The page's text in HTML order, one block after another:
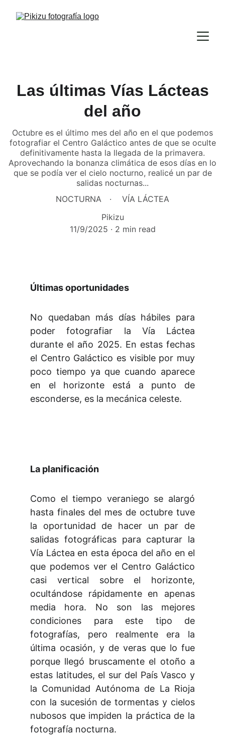
Las últimas Vías Lácteas
del año
Octubre es el último mes del año en el que podemos
fotografiar el Centro Galáctico antes de que se oculte
definitivamente hasta la llegada de la primavera.
Aprovechando la bonanza climática de esos días en lo
que se podía ver el cielo nocturno, realicé un par de
salidas nocturnas...
NOCTURNA
VÍA LÁCTEA
Pikizu
11/9/2025
2 min read
Últimas oportunidades
No quedaban más días hábiles para
poder fotografiar la Vía Láctea
durante el año 2025. En estas fechas
el Centro Galáctico es visible por muy
poco tiempo ya que cuando aparece
en el horizonte está a punto de
esconderse, es la mecánica celeste.
La planificación
Como el tiempo veraniego se alargó
hasta finales del mes de octubre tuve
la oportunidad de hacer un par de
salidas fotográficas para capturar la
Vía Láctea en esta época del año en el
que podemos ver el Centro Galáctico
casi vertical sobre el horizonte,
ocultándose rápidamente en apenas
media hora. No son las mejores
condiciones para este tipo de
fotografías, pero realmente era la
última ocasión, y de veras que lo fue
porque llegó bruscamente el otoño a
estas latitudes, el sur del País Vasco y
la Comunidad Autónoma de La Rioja
con la sucesión de tormentas y cielos
nubosos que impiden la práctica de la
fotografía nocturna.